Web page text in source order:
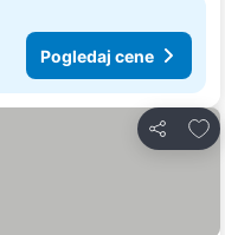
Pogledaj cene
Deli